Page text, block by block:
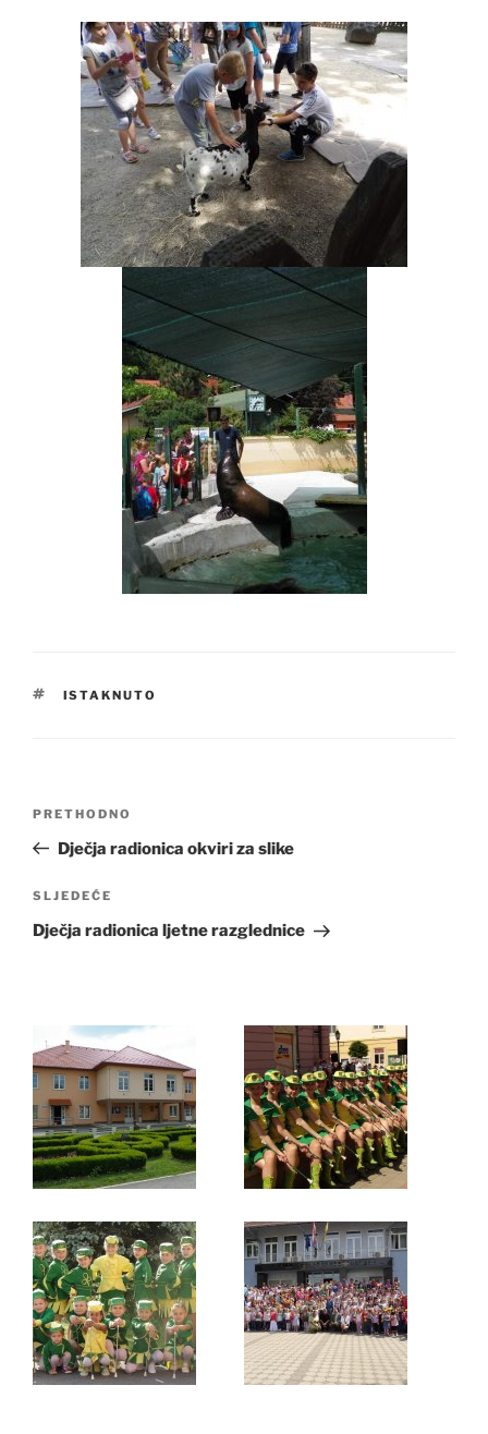
OZNAKE
ISTAKNUTO
Prethodna
objava
PRETHODNO
Dječja radionica okviri za slike
Sljedeća
objava
SLJEDEĆE
Dječja radionica ljetne razglednice